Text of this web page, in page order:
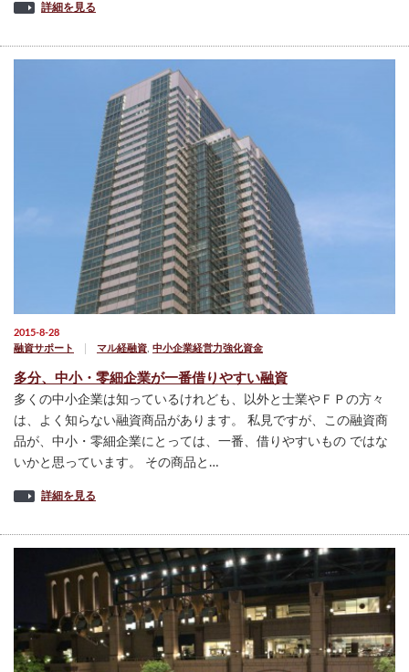
詳細を見る
2015-8-28
融資サポート
マル経融資 中小企業経営力強化資金
多分、中小・零細企業が一番借りやすい融資
多くの中小企業は知っているけれども、以外と士業やＦＰの方々
は、よく知らない融資商品があります。 私見ですが、この融資商
品が、中小・零細企業にとっては、一番、借りやすいもの ではな
いかと思っています。 その商品と…
詳細を見る